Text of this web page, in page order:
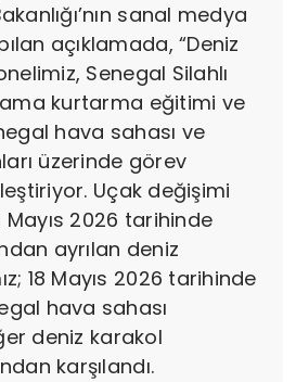
sanal medya
açıklamada, “Deniz
Senegal Silahlı
kurtarma eğitimi ve
hava sahası ve
üzerinde görev
Uçak değişimi
Mayıs 2026 tarihinde
ayrılan deniz
18 Mayıs 2026 tarihinde
hava sahası
deniz karakol
karşılandı.